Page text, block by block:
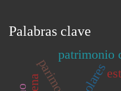
Palabras clave
patrimonio